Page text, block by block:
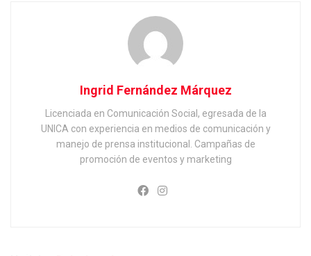
Ingrid Fernández Márquez
Licenciada en Comunicación Social, egresada de la
UNICA con experiencia en medios de comunicación y
manejo de prensa institucional. Campañas de
promoción de eventos y marketing